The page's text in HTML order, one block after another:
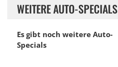
WEITERE AUTO-SPECIALS
Es gibt noch weitere Auto-
Specials